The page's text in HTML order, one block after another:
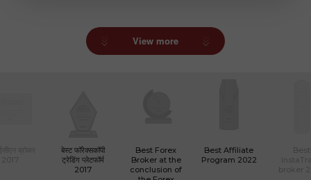
View more
बेस्ट फॉरेक्सकॉपी
ट्रेडिंग प्लेटफॉर्म
2017
Best Forex
Broker at the
conclusion of
Best Affiliate
Program 2022